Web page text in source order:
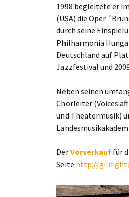
1998 begleitete er
(USA) die Oper
durch seine
Philharmonia
Deutschland auf
Jazzfestival und
Neben seinen
Chorleiter (Voices
und Theatermusik)
DerVorverkauf für
Seite http://